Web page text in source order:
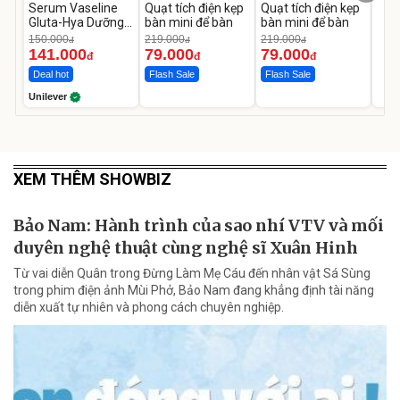
Serum Vaseline
Gluta-Hya Dưỡng
Da Sáng Mịn Sau 7
Ngày
150.000đ
141.000đ
Deal hot
Unilever
Quạt tích điện kẹp
bàn mini để bàn
219.000đ
79.000đ
Flash Sale
Quạt tích điện kẹp
bàn mini để bàn
219.000đ
79.000đ
Flash Sale
XEM THÊM SHOWBIZ
Bảo Nam: Hành trình của sao nhí VTV và mối
duyên nghệ thuật cùng nghệ sĩ Xuân Hinh
Từ vai diễn Quân trong Đừng Làm Mẹ Cáu đến nhân vật Sá Sùng
trong phim điện ảnh Mùi Phở, Bảo Nam đang khẳng định tài năng
diễn xuất tự nhiên và phong cách chuyên nghiệp.